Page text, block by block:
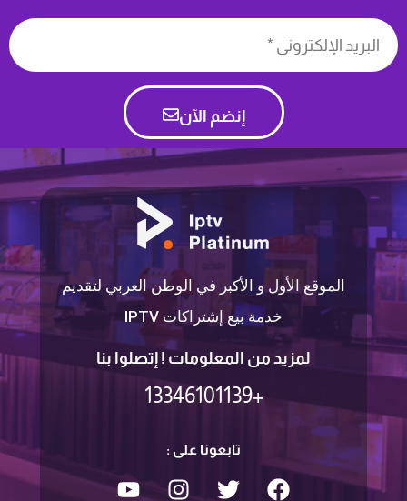
إنضم الآن
الموقع الأول و الأكبر في الوطن العربي لتقديم
خدمة بيع إشتراكات IPTV
لمزيد من المعلومات ! إتصلوا بنا
+13346101139
تابعونا على :